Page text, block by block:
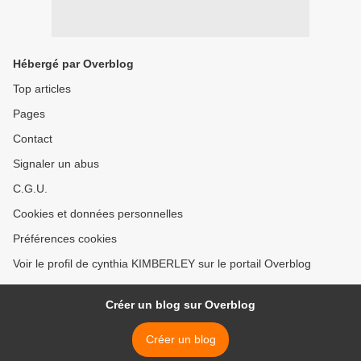
Hébergé par Overblog
Top articles
Pages
Contact
Signaler un abus
C.G.U.
Cookies et données personnelles
Préférences cookies
Voir le profil de cynthia KIMBERLEY sur le portail Overblog
Créer un blog sur Overblog
Créer un blog